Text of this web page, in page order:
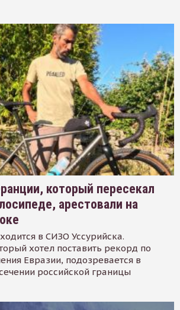
который пересекал
арестовали на
в СИЗО Уссурийска.
хотел поставить рекорд по
Евразии, подозревается в
российской границы